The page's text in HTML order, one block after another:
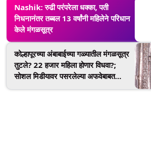
Nashik: रुढी परंपरेला धक्का, पती
निधनानंतर तब्बल 13 वर्षांनी महिलेने परिधान
केले मंगळसूत्र
कोल्हापूरच्या अंबाबाईच्या गळ्यातील मंगळसूत्र
तुटले? 22 हजार महिला होणार विधवा?;
सोशल मिडीयावर पसरलेल्या अफवेबाबत